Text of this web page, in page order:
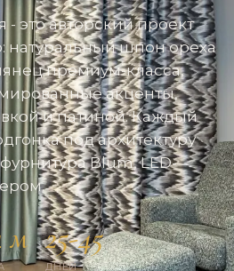
это авторский проект
натуральный шпон ореха
премиум-класса,
акценты,
и патиной. Каждый
под архитектуру
Blum, LED-
м 25-45
ДНЕЙ